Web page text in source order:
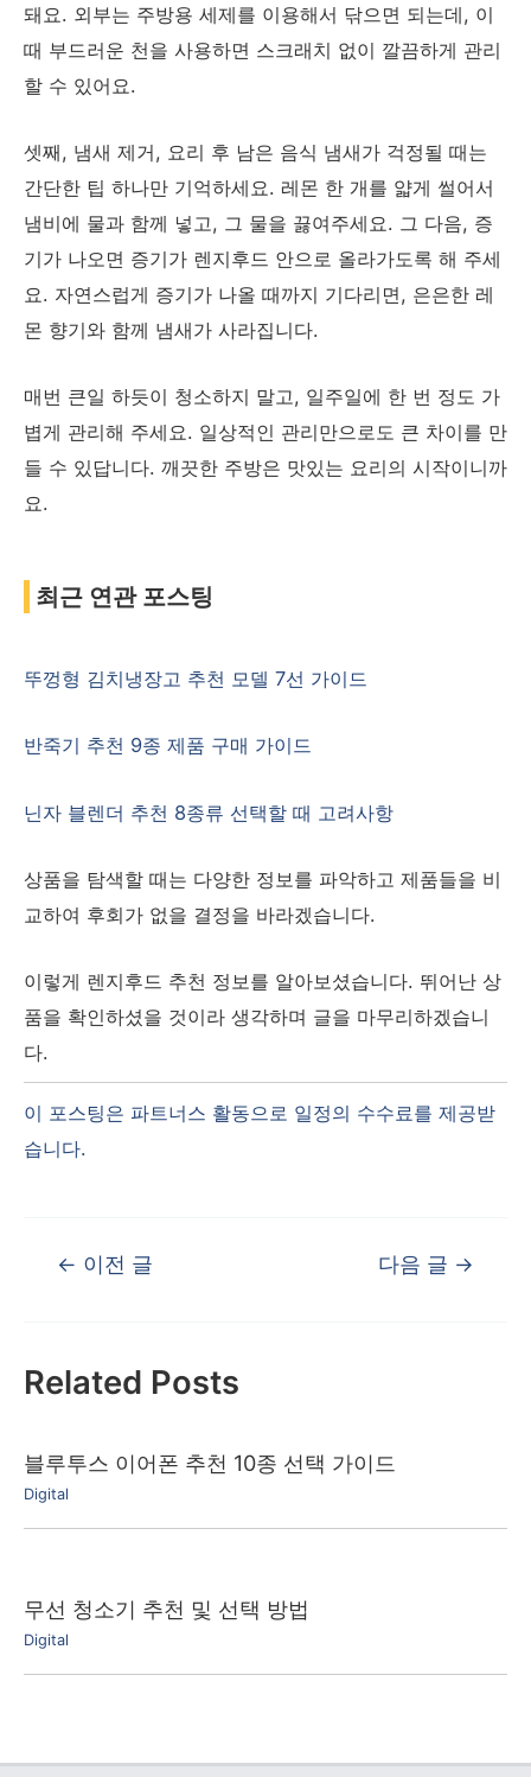
돼요. 외부는 주방용 세제를 이용해서 닦으면 되는데, 이
때 부드러운 천을 사용하면 스크래치 없이 깔끔하게 관리
할 수 있어요.
셋째, 냄새 제거, 요리 후 남은 음식 냄새가 걱정될 때는
간단한 팁 하나만 기억하세요. 레몬 한 개를 얇게 썰어서
냄비에 물과 함께 넣고, 그 물을 끓여주세요. 그 다음, 증
기가 나오면 증기가 렌지후드 안으로 올라가도록 해 주세
요. 자연스럽게 증기가 나올 때까지 기다리면, 은은한 레
몬 향기와 함께 냄새가 사라집니다.
매번 큰일 하듯이 청소하지 말고, 일주일에 한 번 정도 가
볍게 관리해 주세요. 일상적인 관리만으로도 큰 차이를 만
들 수 있답니다. 깨끗한 주방은 맛있는 요리의 시작이니까
요.
최근 연관 포스팅
뚜껑형 김치냉장고 추천 모델 7선 가이드
반죽기 추천 9종 제품 구매 가이드
닌자 블렌더 추천 8종류 선택할 때 고려사항
상품을 탐색할 때는 다양한 정보를 파악하고 제품들을 비
교하여 후회가 없을 결정을 바라겠습니다.
이렇게 렌지후드 추천 정보를 알아보셨습니다. 뛰어난 상
품을 확인하셨을 것이라 생각하며 글을 마무리하겠습니
다.
← 이전 글 다음 글 →
Related Posts
블루투스 이어폰 추천 10종 선택 가이드
Digital
무선 청소기 추천 및 선택 방법
Digital